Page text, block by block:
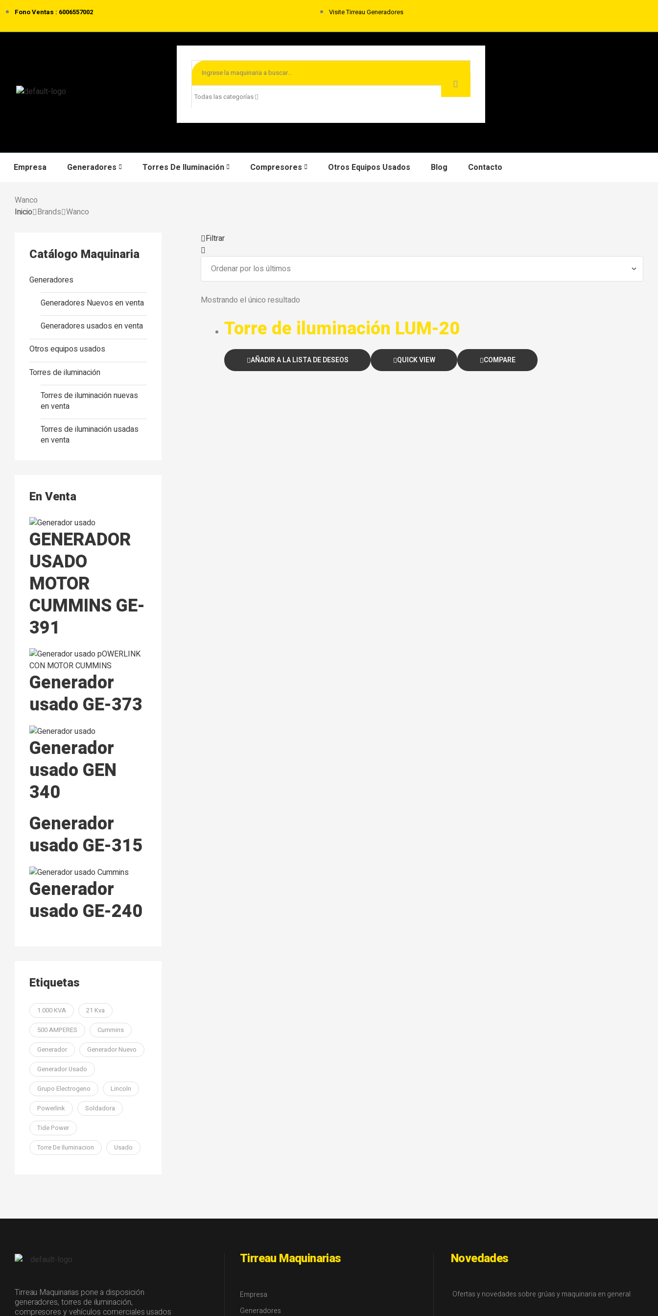
Fono Ventas : 6006557002 Visite Tirreau Generadores
Todas las categorías
Empresa Generadores Torres De Iluminación Compresores Otros Equipos Usados Blog Contacto
Wanco
Inicio Brands Wanco
Filtrar
Mostrando el único resultado
Torre de iluminación LUM-20
AÑADIR A LA LISTA DE DESEOS QUICK VIEW COMPARE
Catálogo Maquinaria
Generadores
Generadores Nuevos en venta
Generadores usados en venta
Otros equipos usados
Torres de iluminación
Torres de iluminación nuevas
en venta
Torres de iluminación usadas
en venta
En Venta
GENERADOR
USADO
MOTOR
CUMMINS GE-
391
Generador
usado GE-373
Generador
usado GEN
340
Generador
usado GE-315
Generador
usado GE-240
Etiquetas
1.000 KVA 21 Kva
500 AMPERES Cummins
Generador Generador Nuevo
Generador Usado
Grupo Electrogeno Lincoln
Powerlink Soldadora
Tide Power
Torre De Iluminacion Usado
Tirreau Maquinarias pone a disposición
generadores, torres de iluminación,
compresores y vehículos comerciales usados
Tirreau Maquinarias
Empresa
Generadores
Novedades
Ofertas y novedades sobre grúas y maquinaria en general